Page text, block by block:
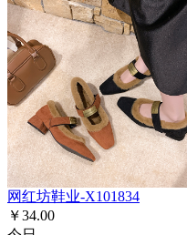
网红坊鞋业-X101834
￥34.00